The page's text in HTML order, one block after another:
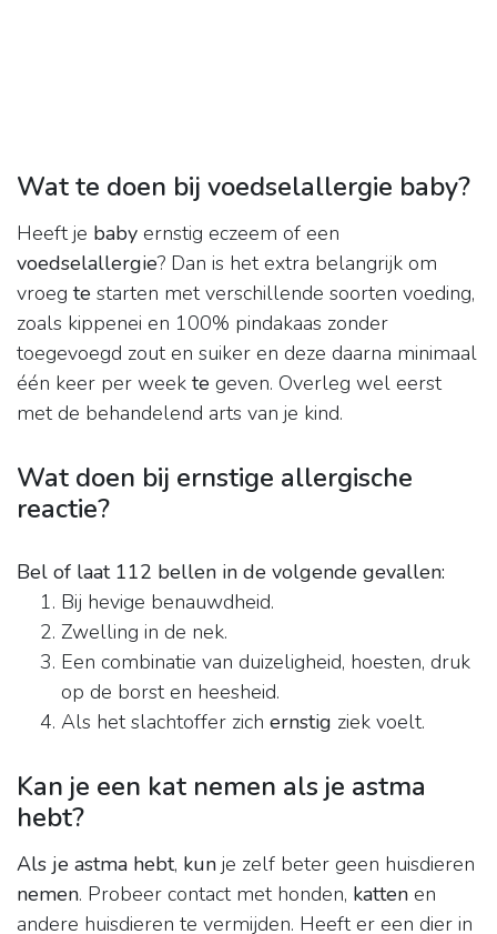
Wat te doen bij voedselallergie baby?
Heeft je baby ernstig eczeem of een
voedselallergie? Dan is het extra belangrijk om
vroeg te starten met verschillende soorten voeding,
zoals kippenei en 100% pindakaas zonder
toegevoegd zout en suiker en deze daarna minimaal
één keer per week te geven. Overleg wel eerst
met de behandelend arts van je kind.
Wat doen bij ernstige allergische
reactie?
Bel of laat 112 bellen in de volgende gevallen:
Bij hevige benauwdheid.
Zwelling in de nek.
Een combinatie van duizeligheid, hoesten, druk
op de borst en heesheid.
Als het slachtoffer zich ernstig ziek voelt.
Kan je een kat nemen als je astma
hebt?
Als je astma hebt, kun je zelf beter geen huisdieren
nemen. Probeer contact met honden, katten en
andere huisdieren te vermijden. Heeft er een dier in